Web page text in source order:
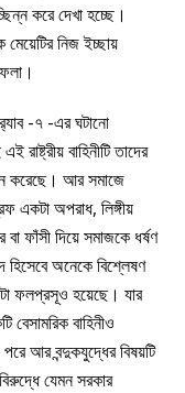
করে দেখা হচ্ছে।
মেয়েটির নিজ ইচ্ছায়
-৭ -এর ঘটানো
বাহিনীটি তাদের
করেছে। আর সমাজে
একটা অপরাধ, লিঙ্গীয়
ফাঁসী দিয়ে সমাজকে ধর্ষণ
হিসেবে অনেকে বিশ্লেষণ
ফলপ্রসূও হয়েছে। যার
বাহিনীও
আর বন্দুকযুদ্ধের বিষয়টি
যেমন সরকার